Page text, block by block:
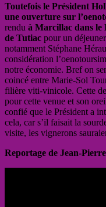
Toutefois le Président
une ouverture sur
rendu à Marcillac dans le
de Tutiac pour un
notamment Stéphane
considération
notre économie. Bref on
coincé entre Marie-Sol
filière viti-vinicole. Cette
pour cette venue et son
confié que le Président a
cela, car s’il faisait la
visite, les vignerons
Reportage de Jean-